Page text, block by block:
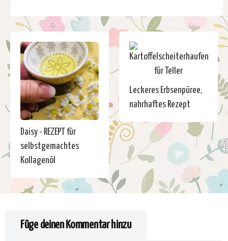
Daisy - REZEPT für
selbstgemachtes
Kollagenöl
Leckeres Erbsenpüree,
nahrhaftes Rezept
Füge deinen Kommentar hinzu